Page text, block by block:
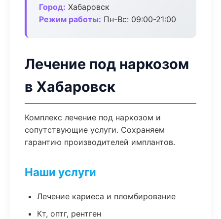
Город: Хабаровск
Режим работы: Пн-Вс: 09:00-21:00
Лечение под наркозом
в Хабаровск
Комплекс лечение под наркозом и
сопутствующие услуги. Сохраняем
гарантию производителей имплантов.
Наши услуги
Лечение кариеса и пломбирование
Кт, оптг, рентген